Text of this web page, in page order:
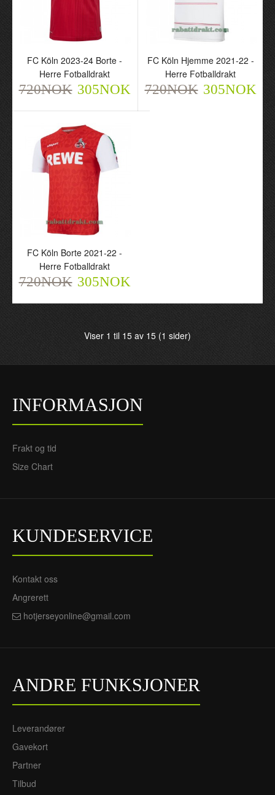
FC Köln 2023-24 Borte -
Herre Fotballdrakt
720NOK 305NOK
Herre Fotballdrakt
720NOK
FC Köln 2023-24 Borte -
Herre Fotballdrakt
720NOK 305NOK
FC Köln Hjemme 2021-22 -
Herre Fotballdrakt
720NOK 305NOK
FC Köln Borte 2021-22 -
Herre Fotballdrakt
720NOK 305NOK
Viser 1 til 15 av 15 (1 sider)
INFORMASJON
Frakt og tid
Size Chart
KUNDESERVICE
Kontakt oss
Angrerett
hotjerseyonline@gmail.com
ANDRE FUNKSJONER
Leverandører
Gavekort
Partner
Tilbud